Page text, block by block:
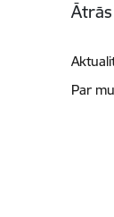
Par